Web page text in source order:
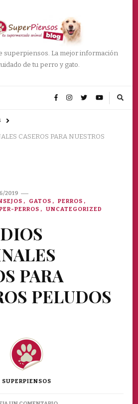
superpiensos. La mejor información
de tu perro y gato.
CASEROS PARA NUESTROS
2019
GATOS
PERROS
PERROS UNCATEGORIZED
PARA
PELUDOS
SUPERPIENSOS